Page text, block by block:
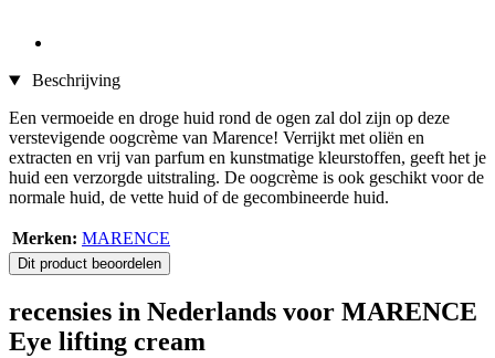
Beschrijving
Een vermoeide en droge huid rond de ogen zal dol zijn op deze
verstevigende oogcrème van Marence! Verrijkt met oliën en
extracten en vrij van parfum en kunstmatige kleurstoffen, geeft het je
huid een verzorgde uitstraling. De oogcrème is ook geschikt voor de
normale huid, de vette huid of de gecombineerde huid.
Merken: MARENCE
Dit product beoordelen
recensies in Nederlands voor MARENCE
Eye lifting cream